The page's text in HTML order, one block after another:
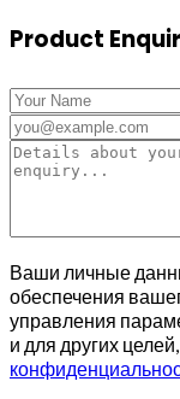
Product
Ваши личные
обеспечения
управления
и для других